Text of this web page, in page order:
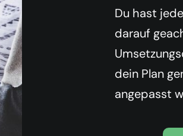
Du hast
darauf
dein Plan
angepasst